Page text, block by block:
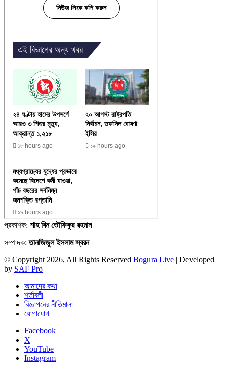
প্রকাশক: শাহ বিন তৌফিকুর রহমান
সম্পাদক:তানজিজুল ইসলাম স্বরন
© Copyright 2026, All Rights Reserved Bogura Live | Developed
by SAF Pro
আমাদের কথা
শর্তাবলী
বিজ্ঞাপনের নীতিমালা
যোগাযোগ
Facebook
X
YouTube
Instagram